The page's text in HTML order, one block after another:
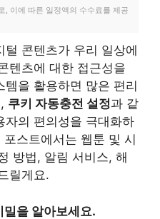
, 이에 따른 일정액의 수수료를 제공
콘텐츠가 우리 일상에
텐츠에 대한 접근성을
을 활용하면 많은 편리
쿠키 자동충전 설정과 같
자의 편의성을 극대화하
스트에서는 웹툰 및 시
방법, 알림 서비스, 해
릴게요.
밀을 알아보세요.